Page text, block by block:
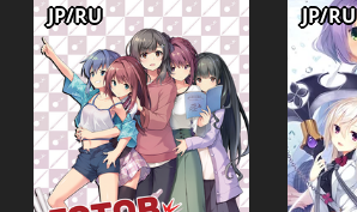
JP/RU JP/RU